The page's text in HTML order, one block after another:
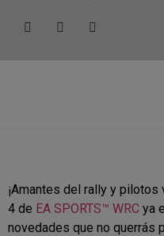
¡Amantes del rally y
4 de EA SPORTS™ WRC ya
novedades que no querrás